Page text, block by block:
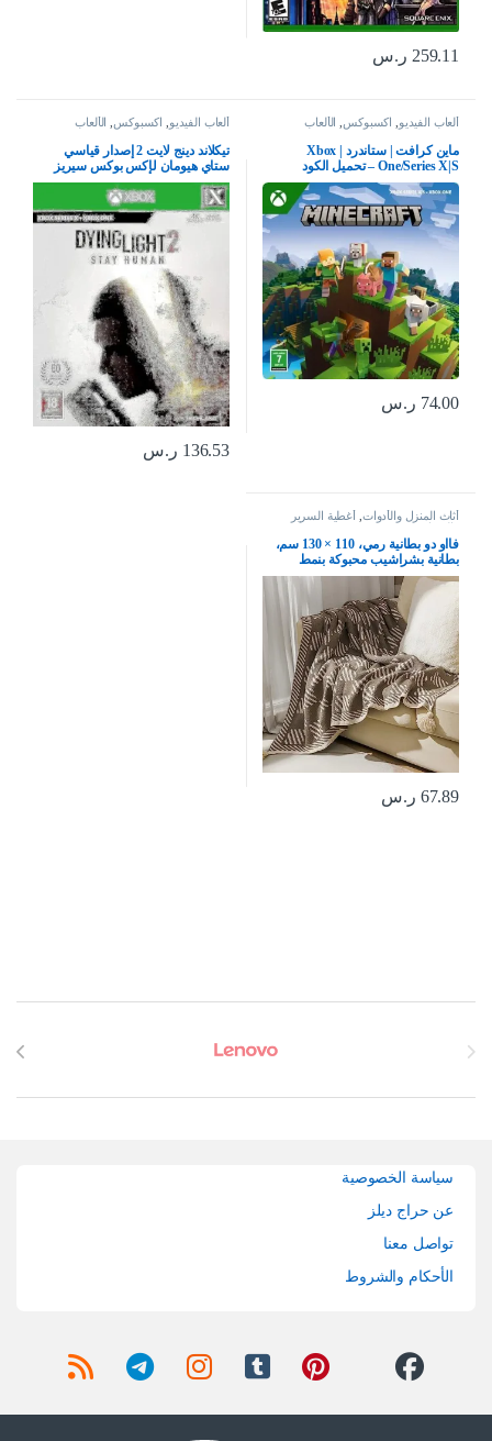
259.11 ر.س
ألعاب الفيديو اكسبوكس الألعاب
ماين كرافت | ستاندرد | Xbox
One/Series X|S – تحميل الكود
74.00 ر.س
ألعاب الفيديو اكسبوكس الألعاب
تيكلاند دينج لايت 2 إصدار قياسي
ستاي هيومان لإكس بوكس سيريز
إكس بوكس وان
136.53 ر.س
أثاث المنزل والأدوات أغطية السرير
والوسائد
فااو دو بطانية رمي، 110 × 130 سم،
بطانية بشراشيب محبوكة بنمط
بوهيمي، بطانية تكييف الهواء الصيفية،
بطانية قيلولة، بطانية للسكن الجامعي
للكنبة والتخييم والاقامة المنزلية
والسفر، نمط 2
67.89 ر.س
سياسة الخصوصية
عن حراج ديلز
تواصل معنا
الأحكام والشروط